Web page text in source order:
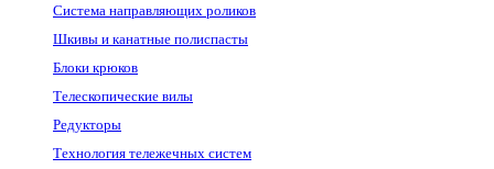
Система направляющих роликов
Шкивы и канатные полиспасты
Блоки крюков
Телескопические вилы
Редукторы
Технология тележечных систем